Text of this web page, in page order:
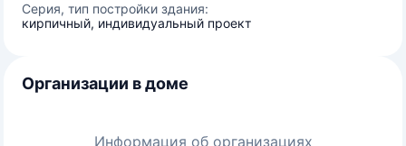
Серия, тип постройки здания:
кирпичный, индивидуальный проект
Организации в доме
Информация об организациях